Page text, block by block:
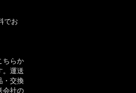
でお
ちらか
。運送
・交換
会社の